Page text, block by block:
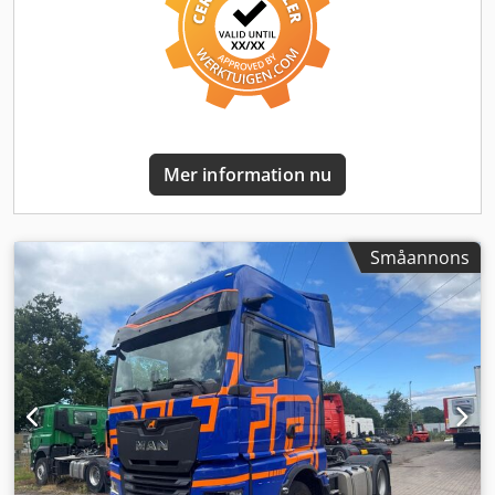
nödbromsassistent (EBA) Förarkomfort Klimatanläggning,
Climatronic Komfortförarstol, luftfjädrad, med svankstöd
och axelanpassning Passagerarstol, ofjädrad, med längd-
och ryggjustering Övre koj, med ribbotten Nedre koj, med
ribbotten Extra vattenvärmare 4 kW (nattvärmare) Kylskåp
specifikationer Continental VDO 4.1 Smart-färdskrivare
version 2 - lagkrav från 2023-08-21 Däck framaxel,
Goodyear 315/70R22.5 KMAX S G2 styrning-kortdistans TL
kortdistans TL Huvudaxelavstånd 3 900 mm Axelutväxling, i
= 2,31 Bränsletankkapacitet 580 l, vänster
Bränsletankkapacitet 580 l, höger AdBlue-tankkapacitet 80
l, vänster Farthållarbegränsare, justerbar, begränsare
(motorvarvtalsreglering) Teknologi Dcjdsznlz Topfx Abajk
MMT Infotainmentsystem Advanced Basic MAN Telematik
Exteriör LED-strålkastare fram LED-dagljus LED-dimljus
Konturbelysning, glödlampa, 2 stycken Takspoiler, 600 mm
justeringsområde Sidokåpor, vänster fällbar och höger fast
Däckinformation Vänster fram - 7 mm Höger fram - 7 mm
Vänster bak inre - 7 mm Vänster bak yttre - 7 mm Höger
Mer information nu
Småannons